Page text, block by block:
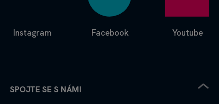
Facebook
Instagram Youtube
SPOJTE SE S NÁMI